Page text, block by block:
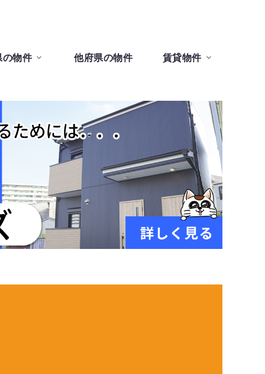
物件 他府県の物件 賃貸物件